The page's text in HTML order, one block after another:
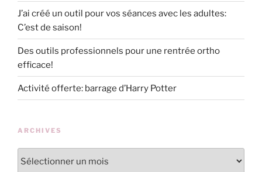
J’ai créé un outil pour vos séances avec les adultes:
C’est de saison!
Des outils professionnels pour une rentrée ortho
efficace!
Activité offerte: barrage d’Harry Potter
ARCHIVES